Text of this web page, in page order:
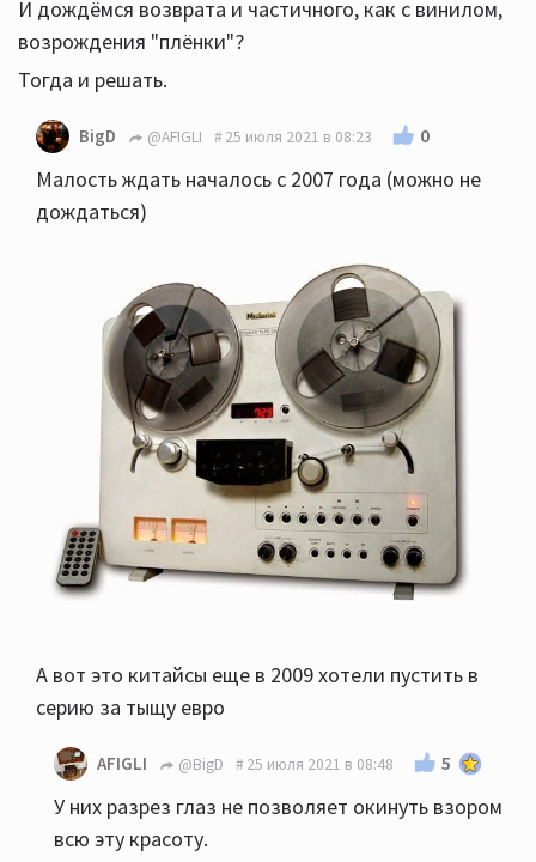
И дождёмся возврата и частичного, как с винилом,
возрождения "плёнки"?
Тогда и решать.
BigD @AFIGLI 25 июля 2021 в 08:23 0
Малость ждать началось с 2007 года (можно не
дождаться)
А вот это китайсы еще в 2009 хотели пустить в
серию за тыщу евро
AFIGLI @BigD 25 июля 2021 в 08:48 5
У них разрез глаз не позволяет окинуть взором
всю эту красоту.